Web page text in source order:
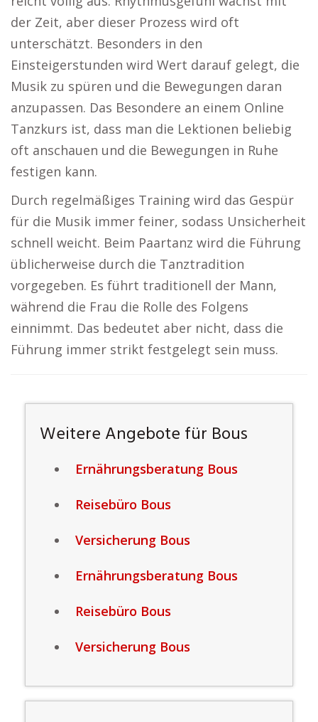
der Zeit, aber dieser Prozess wird oft
unterschätzt. Besonders in den
Einsteigerstunden wird Wert darauf gelegt, die
Musik zu spüren und die Bewegungen daran
anzupassen. Das Besondere an einem Online
Tanzkurs ist, dass man die Lektionen beliebig
oft anschauen und die Bewegungen in Ruhe
festigen kann.
Durch regelmäßiges Training wird das Gespür
für die Musik immer feiner, sodass Unsicherheit
schnell weicht. Beim Paartanz wird die Führung
üblicherweise durch die Tanztradition
vorgegeben. Es führt traditionell der Mann,
während die Frau die Rolle des Folgens
einnimmt. Das bedeutet aber nicht, dass die
Führung immer strikt festgelegt sein muss.
Weitere Angebote für Bous
Ernährungsberatung Bous
Reisebüro Bous
Versicherung Bous
Ernährungsberatung Bous
Reisebüro Bous
Versicherung Bous